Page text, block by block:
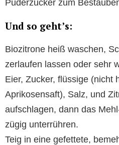
Puderzucker zum
Und so geht’s:
Biozitrone heiß waschen,
zerlaufen lassen oder sehr
Eier, Zucker, flüssige (nicht
Aprikosensaft), Salz, und
aufschlagen, dann das
zügig unterrühren.
Teig in eine gefettete,